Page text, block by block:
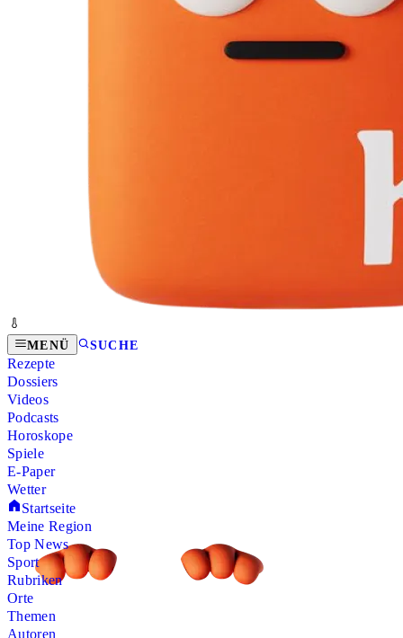
MENÜ SUCHE
Rezepte
Dossiers
Videos
Podcasts
Horoskope
Spiele
E-Paper
Wetter
Startseite
Meine Region
Top News
Sport
Rubriken
Orte
Themen
Autoren